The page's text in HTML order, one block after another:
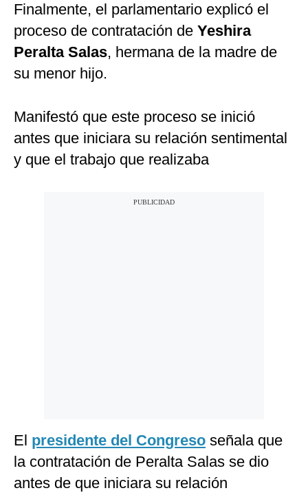
Finalmente, el parlamentario explicó el
proceso de contratación de Yeshira
Peralta Salas, hermana de la madre de
su menor hijo.
Manifestó que este proceso se inició
antes que iniciara su relación sentimental
y que el trabajo que realizaba
El presidente del Congreso señala que
la contratación de Peralta Salas se dio
antes de que iniciara su relación